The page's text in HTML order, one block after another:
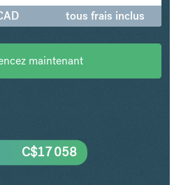
tous frais inclus
maintenant
C$17 058